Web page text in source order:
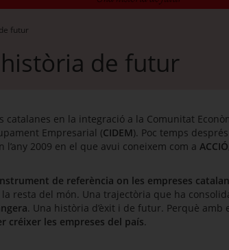
futur
història de futur
en la integració a la Comunitat
Empresarial (CIDEM). Poc temps
2009 en el que avui coneixem com a ACCIÓ
de referència on les empreses
la resta del món. Una trajectòria que ha
. Una història d’èxit i de futur. Perquè
créixer les empreses del país.